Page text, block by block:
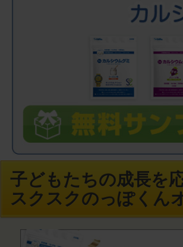
子どもたちの成長を
スクスクのっぽくん